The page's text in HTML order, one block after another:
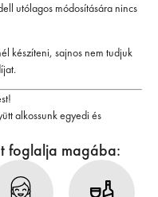
utólagos módosítására nincs
készíteni, sajnos nem tudjuk
alkossunk egyedi és
foglalja magába: